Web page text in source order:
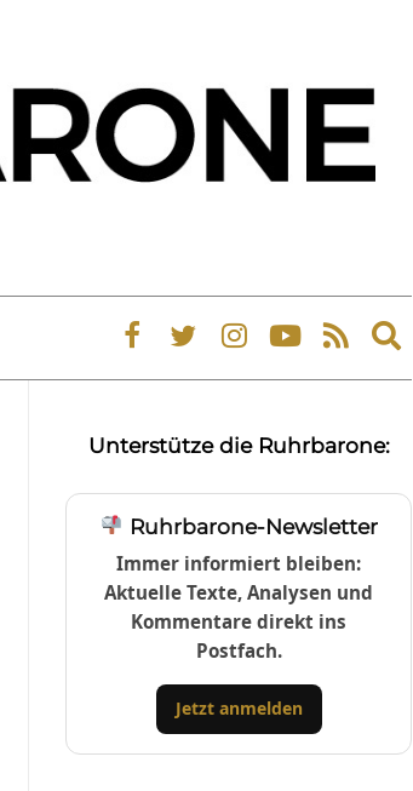
Unterstütze die Ruhrbarone:
Ruhrbarone-Newsletter
Immer informiert bleiben:
Aktuelle Texte, Analysen und
Kommentare direkt ins
Postfach.
Jetzt anmelden